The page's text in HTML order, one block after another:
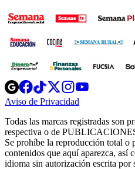
Opens
in
new
Opens
in
new
Opens
in
new
window
Opens
new
windowwindow
Aviso de Privacidad
new
window
Todas las marcas registradas son
respectiva o de
Se prohíbe la reproducción total o
contenidos que aquí aparezca, así
idioma sin autorización escrita por